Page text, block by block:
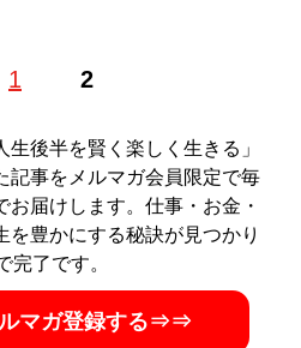
1 2
生後半を賢く楽しく生きる」
記事をメルマガ会員限定で毎
お届けします。仕事・お金・
豊かにする秘訣が見つかり
完了です。
マガ登録する⇒⇒